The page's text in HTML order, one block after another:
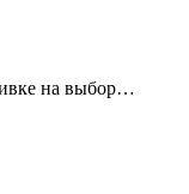
на выбор…